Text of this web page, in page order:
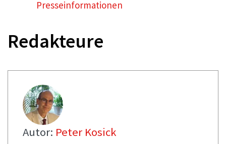
Presseinformationen
Redakteure
Autor: Peter Kosick